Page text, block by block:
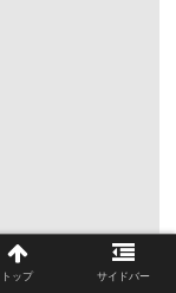
トップ サイドバー